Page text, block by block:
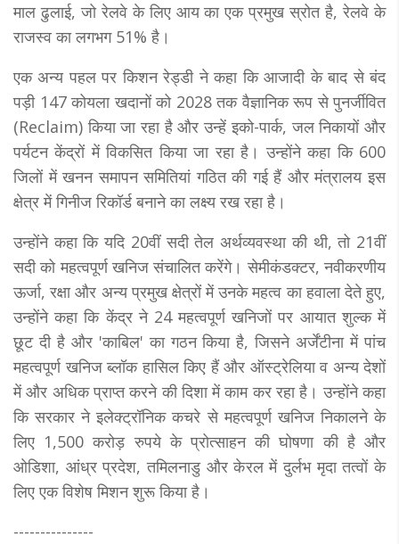
माल ढुलाई, जो रेलवे के लिए आय का एक प्रमुख स्रोत है, रेलवे के
राजस्व का लगभग 51% है।
एक अन्य पहल पर किशन रेड्डी ने कहा कि आजादी के बाद से बंद
पड़ी 147 कोयला खदानों को 2028 तक वैज्ञानिक रूप से पुनर्जीवित
(Reclaim) किया जा रहा है और उन्हें इको-पार्क, जल निकायों और
पर्यटन केंद्रों में विकसित किया जा रहा है। उन्होंने कहा कि 600
जिलों में खनन समापन समितियां गठित की गई हैं और मंत्रालय इस
क्षेत्र में गिनीज रिकॉर्ड बनाने का लक्ष्य रख रहा है।
उन्होंने कहा कि यदि 20वीं सदी तेल अर्थव्यवस्था की थी, तो 21वीं
सदी को महत्वपूर्ण खनिज संचालित करेंगे। सेमीकंडक्टर, नवीकरणीय
ऊर्जा, रक्षा और अन्य प्रमुख क्षेत्रों में उनके महत्व का हवाला देते हुए,
उन्होंने कहा कि केंद्र ने 24 महत्वपूर्ण खनिजों पर आयात शुल्क में
छूट दी है और 'काबिल' का गठन किया है, जिसने अर्जेंटीना में पांच
महत्वपूर्ण खनिज ब्लॉक हासिल किए हैं और ऑस्ट्रेलिया व अन्य देशों
में और अधिक प्राप्त करने की दिशा में काम कर रहा है। उन्होंने कहा
कि सरकार ने इलेक्ट्रॉनिक कचरे से महत्वपूर्ण खनिज निकालने के
लिए 1,500 करोड़ रुपये के प्रोत्साहन की घोषणा की है और
ओडिशा, आंध्र प्रदेश, तमिलनाडु और केरल में दुर्लभ मृदा तत्वों के
लिए एक विशेष मिशन शुरू किया है।
---------------